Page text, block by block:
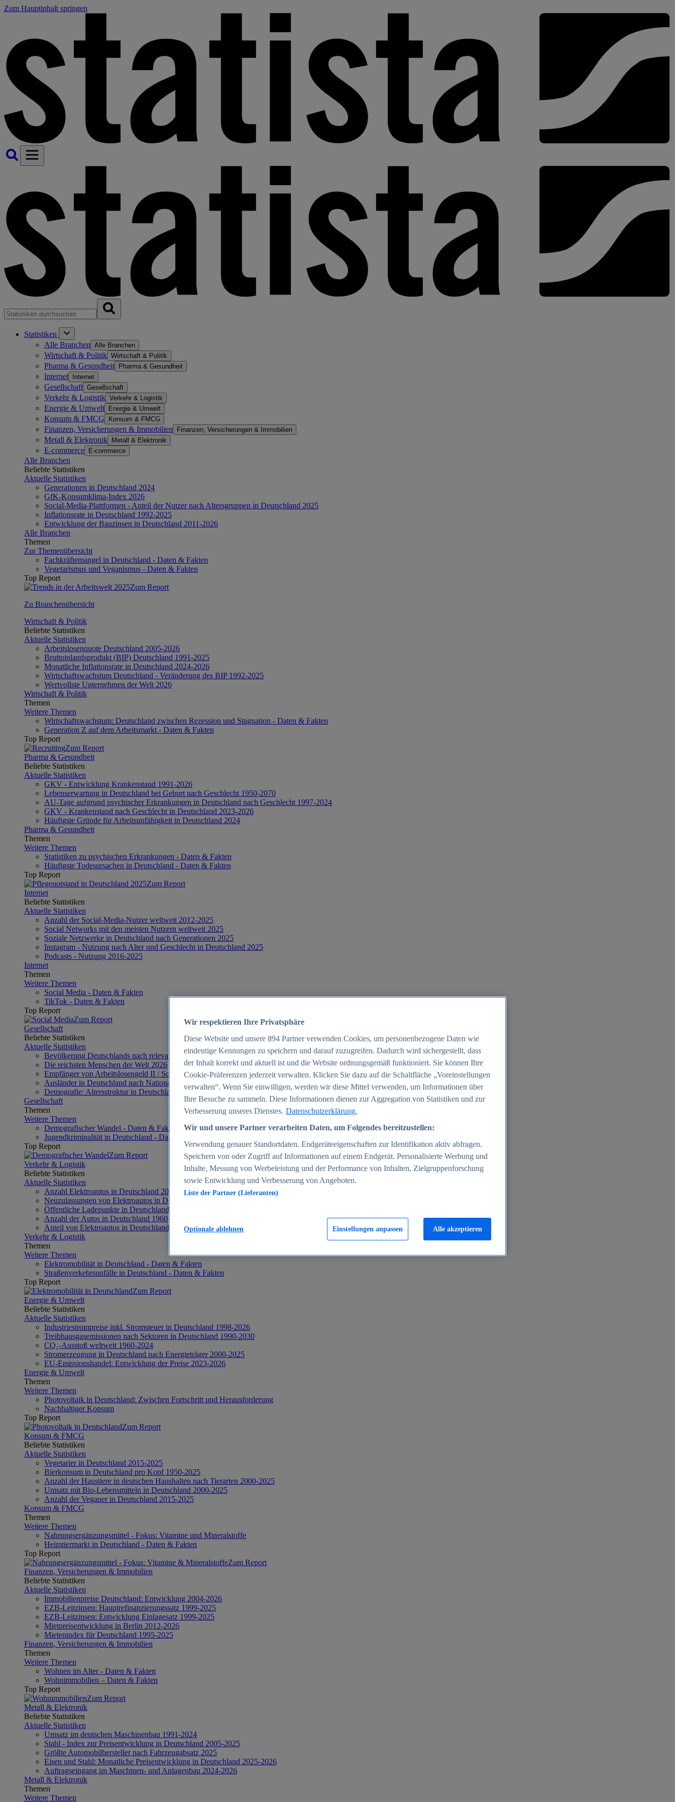
Zum Hauptinhalt springen
Statistiken
Alle Branchen Alle Branchen
Wirtschaft & Politik Wirtschaft & Politik
Pharma & Gesundheit Pharma & Gesundheit
Internet Internet
Gesellschaft Gesellschaft
Verkehr & Logistik Verkehr & Logistik
Energie & Umwelt Energie & Umwelt
Konsum & FMCG Konsum & FMCG
Finanzen, Versicherungen & Immobilien Finanzen, Versicherungen & Immobilien
Metall & Elektronik Metall & Elektronik
E-commerce E-commerce
Alle Branchen
Beliebte Statistiken
Aktuelle Statistiken
Generationen in Deutschland 2024
GfK-Konsumklima-Index 2026
Social-Media-Plattformen - Anteil der Nutzer nach Altersgruppen in Deutschland 2025
Inflationsrate in Deutschland 1992-2025
Entwicklung der Bauzinsen in Deutschland 2011-2026
Alle Branchen
Themen
Zur Themenübersicht
Fachkräftemangel in Deutschland - Daten & Fakten
Vegetarismus und Veganismus - Daten & Fakten
Top Report
Zum Report
Zu Branchenübersicht
Wirtschaft & Politik
Beliebte Statistiken
Aktuelle Statistiken
Arbeitslosenquote Deutschland 2005-2026
Bruttoinlandsprodukt (BIP) Deutschland 1991-2025
Monatliche Inflationsrate in Deutschland 2024-2026
Wirtschaftswachstum Deutschland - Veränderung des BIP 1992-2025
Wertvollste Unternehmen der Welt 2026
Wirtschaft & Politik
Themen
Weitere Themen
Wirtschaftswachstum: Deutschland zwischen Rezession und Stagnation - Daten & Fakten
Generation Z auf dem Arbeitsmarkt - Daten & Fakten
Top Report
Zum Report
Pharma & Gesundheit
Beliebte Statistiken
Aktuelle Statistiken
GKV - Entwicklung Krankenstand 1991-2026
Lebenserwartung in Deutschland bei Geburt nach Geschlecht 1950-2070
AU-Tage aufgrund psychischer Erkrankungen in Deutschland nach Geschlecht 1997-2024
GKV - Krankenstand nach Geschlecht in Deutschland 2023-2026
Häufigste Gründe für Arbeitsunfähigkeit in Deutschland 2024
Pharma & Gesundheit
Themen
Weitere Themen
Statistiken zu psychischen Erkrankungen - Daten & Fakten
Häufigste Todesursachen in Deutschland - Daten & Fakten
Top Report
Zum Report
Internet
Beliebte Statistiken
Aktuelle Statistiken
Anzahl der Social-Media-Nutzer weltweit 2012-2025
Social Networks mit den meisten Nutzern weltweit 2025
Soziale Netzwerke in Deutschland nach Generationen 2025
Instagram - Nutzung nach Alter und Geschlecht in Deutschland 2025
Podcasts - Nutzung 2016-2025
Internet
Themen
Weitere Themen
Social Media - Daten & Fakten
TikTok - Daten & Fakten
Top Report
Zum Report
Gesellschaft
Beliebte Statistiken
Aktuelle Statistiken
Bevölkerung Deutschlands nach relevanten Altersgruppen 2024
Die reichsten Menschen der Welt 2026
Empfänger von Arbeitslosengeld II / Sozialgeld / Bürgergeld in Deutschland 2005-2025
Ausländer in Deutschland nach Nationalität 2025
Demografie: Altersstruktur in Deutschland 2024
Gesellschaft
Themen
Weitere Themen
Demografischer Wandel - Daten & Fakten
Jugendkriminalität in Deutschland - Daten & Fakten
Top Report
Zum Report
Verkehr & Logistik
Beliebte Statistiken
Aktuelle Statistiken
Anzahl Elektroautos in Deutschland 2006-2026
Neuzulassungen von Elektroautos in Deutschland 2003-2026
Öffentliche Ladepunkte in Deutschland 2017-2026
Anzahl der Autos in Deutschland 1960-2026
Anteil von Elektroautos in Deutschland 2014-2026
Verkehr & Logistik
Themen
Weitere Themen
Elektromobilität in Deutschland - Daten & Fakten
Straßenverkehrsunfälle in Deutschland - Daten & Fakten
Top Report
Zum Report
Energie & Umwelt
Beliebte Statistiken
Aktuelle Statistiken
Industriestrompreise inkl. Stromsteuer in Deutschland 1998-2026
Treibhausgasemissionen nach Sektoren in Deutschland 1990-2030
CO₂-Ausstoß weltweit 1960-2024
Stromerzeugung in Deutschland nach Energieträger 2000-2025
EU-Emissionshandel: Entwicklung der Preise 2023-2026
Energie & Umwelt
Themen
Weitere Themen
Photovoltaik in Deutschland: Zwischen Fortschritt und Herausforderung
Nachhaltiger Konsum
Top Report
Zum Report
Konsum & FMCG
Beliebte Statistiken
Aktuelle Statistiken
Vegetarier in Deutschland 2015-2025
Bierkonsum in Deutschland pro Kopf 1950-2025
Anzahl der Haustiere in deutschen Haushalten nach Tierarten 2000-2025
Umsatz mit Bio-Lebensmitteln in Deutschland 2000-2025
Anzahl der Veganer in Deutschland 2015-2025
Konsum & FMCG
Themen
Weitere Themen
Nahrungsergänzungsmittel - Fokus: Vitamine und Mineralstoffe
Heimtiermarkt in Deutschland - Daten & Fakten
Top Report
Zum Report
Finanzen, Versicherungen & Immobilien
Beliebte Statistiken
Aktuelle Statistiken
Immobilienpreise Deutschland: Entwicklung 2004-2026
EZB-Leitzinsen: Hauptrefinanzierungssatz 1999-2025
EZB-Leitzinsen: Entwicklung Einlagesatz 1999-2025
Mietpreisentwicklung in Berlin 2012-2026
Mietenindex für Deutschland 1995-2025
Finanzen, Versicherungen & Immobilien
Themen
Weitere Themen
Wohnen im Alter - Daten & Fakten
Wohnimmobilien – Daten & Fakten
Top Report
Zum Report
Metall & Elektronik
Beliebte Statistiken
Aktuelle Statistiken
Umsatz im deutschen Maschinenbau 1991-2024
Stahl - Index zur Preisentwicklung in Deutschland 2005-2025
Größte Automobilhersteller nach Fahrzeugabsatz 2025
Eisen und Stahl: Monatliche Preisentwicklung in Deutschland 2025-2026
Auftragseingang im Maschinen- und Anlagenbau 2024-2026
Metall & Elektronik
Themen
Weitere Themen
Wir respektieren Ihre Privatsphäre
Diese Website und unsere 894 Partner verwenden Cookies, um personenbezogene Daten wie
eindeutige Kennungen zu speichern und darauf zuzugreifen. Dadurch wird sichergestellt, dass
der Inhalt korrekt und aktuell ist und die Website ordnungsgemäß funktioniert. Sie können Ihre
Cookie-Präferenzen jederzeit verwalten. Klicken Sie dazu auf die Schaltfläche „Voreinstellungen
verwalten“. Wenn Sie einwilligen, werden wir diese Mittel verwenden, um Informationen über
Ihre Besuche zu sammeln. Diese Informationen dienen zur Aggregation von Statistiken und zur
Verbesserung unseres Dienstes. Datenschutzerklärung.
Wir und unsere Partner verarbeiten Daten, um Folgendes bereitzustellen:
Verwendung genauer Standortdaten. Endgeräteeigenschaften zur Identifikation aktiv abfragen.
Speichern von oder Zugriff auf Informationen auf einem Endgerät. Personalisierte Werbung und
Inhalte, Messung von Werbeleistung und der Performance von Inhalten, Zielgruppenforschung
sowie Entwicklung und Verbesserung von Angeboten.
Liste der Partner (Lieferanten)
Einstellungen anpassen
Optionale ablehnen Alle akzeptieren